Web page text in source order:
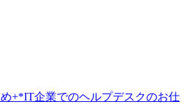
+*IT企業でのヘルプデスクのお仕